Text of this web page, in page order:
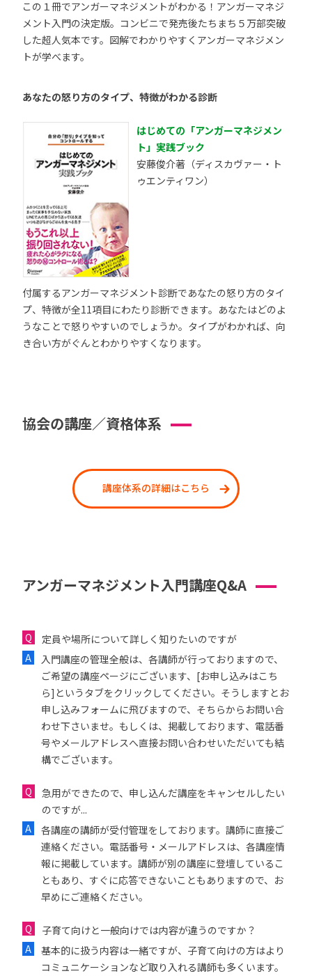
この１冊でアンガーマネジメントがわかる！アンガーマネジ
メント入門の決定版。コンビニで発売後たちまち５万部突破
した超人気本です。図解でわかりやすくアンガーマネジメン
トが学べます。
あなたの怒り方のタイプ、特徴がわかる診断
はじめての「アンガーマネジメン
ト」実践ブック
安藤俊介著（ディスカヴァー・ト
ゥエンティワン）
付属するアンガーマネジメント診断であなたの怒り方のタイ
プ、特徴が全11項目にわたり診断できます。あなたはどのよ
うなことで怒りやすいのでしょうか。タイプがわかれば、向
き合い方がぐんとわかりやすくなります。
協会の講座／資格体系
講座体系の詳細はこちら
アンガーマネジメント入門講座Q&A
定員や場所について詳しく知りたいのですが
入門講座の管理全般は、各講師が行っておりますので、
ご希望の講座ページにございます、[お申し込みはこち
ら]というタブをクリックしてください。そうしますとお
申し込みフォームに飛びますので、そちらからお問い合
わせ下さいませ。もしくは、掲載しております、電話番
号やメールアドレスへ直接お問い合わせいただいても結
構でございます。
急用ができたので、申し込んだ講座をキャンセルしたい
のですが...
各講座の講師が受付管理をしております。講師に直接ご
連絡ください。電話番号・メールアドレスは、各講座情
報に掲載しています。講師が別の講座に登壇しているこ
ともあり、すぐに応答できないこともありますので、お
早めにご連絡ください。
子育て向けと一般向けでは内容が違うのですか？
基本的に扱う内容は一緒ですが、子育て向けの方はより
コミュニケーションなど取り入れる講師も多くいます。